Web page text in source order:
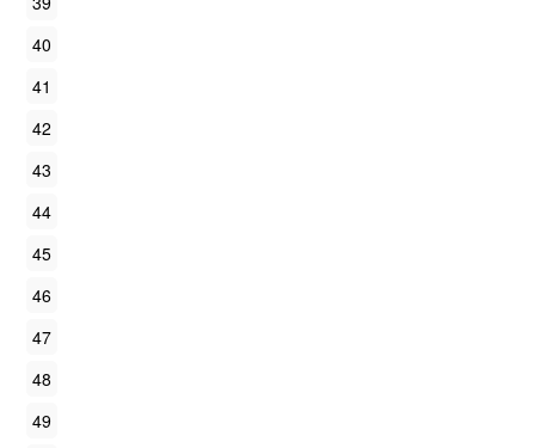
40
41
42
43
44
45
46
47
48
49